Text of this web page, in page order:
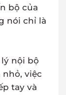
bộ của
nói chỉ là
nội bộ
việc
tay và